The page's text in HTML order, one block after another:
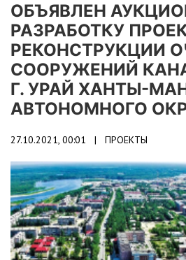
ОБЪЯВЛЕН
РАЗРАБОТКУ
РЕКОНСТРУКЦИИ
СООРУЖЕНИЙ
Г. УРАЙ ХАНТЫ-
АВТОНОМНОГО
27.10.2021, 00:01 | ПРОЕКТЫ